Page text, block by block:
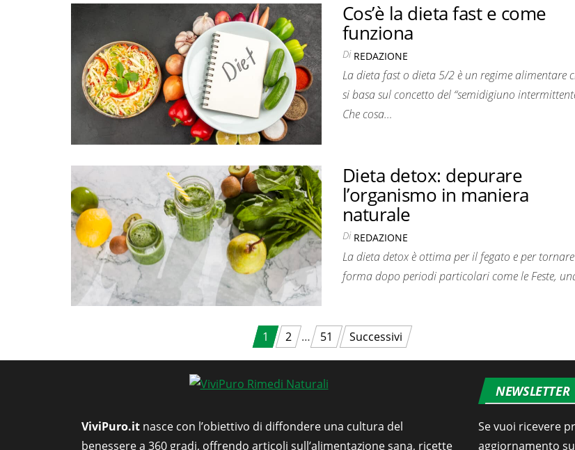
Cos’è la dieta fast e come
funziona
Di REDAZIONE
La dieta fast o dieta 5/2 è un regime alimentare
si basa sul concetto del “semidigiuno
Che cosa…
Dieta detox: depurare
l’organismo in maniera
naturale
Di REDAZIONE
La dieta detox è ottima per il fegato e per
forma dopo periodi particolari come le Feste,
articoli
1 2 … 51 Successivi
ViviPuro.it nasce con l’obiettivo di diffondere una cultura del
benessere a 360 gradi, offrendo articoli sull’alimentazione sana, ricette
NEWSLETTER
Se vuoi ricevere
aggiornamento